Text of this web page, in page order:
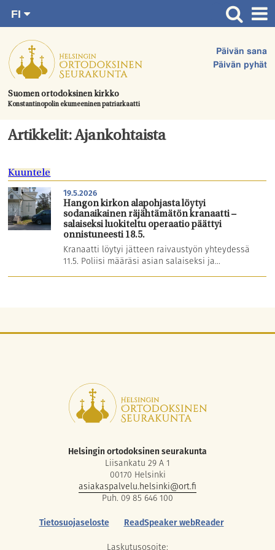
suoraan
sisältöön.
Suomen ortodoksinen kirkko
Konstantinopolin ekumeeninen patriarkaatti
Päivän sana
Päivän pyhät
FI
SV
EN
UA
Etusivu
Ajankohtaista
Juhlat & toimitukset
Kirkot
Tule mukaan
Hautausmaa
Yhteystiedot
Artikkelit: Ajankohtaista
Kuuntele
19.5.2026
Hangon kirkon alapohjasta löytyi
sodanaikainen räjähtämätön kranaatti –
salaiseksi luokiteltu operaatio päättyi
onnistuneesti 18.5.
Kranaatti löytyi jätteen raivaustyön yhteydessä
11.5. Poliisi määräsi asian salaiseksi ja...
Helsingin ortodoksinen seurakunta
Liisankatu 29 A 1
00170 Helsinki
asiakaspalvelu.helsinki@ort.fi
Puh. 09 85 646 100
Tietosuojaseloste
ReadSpeaker webReader
Laskutusosoite: